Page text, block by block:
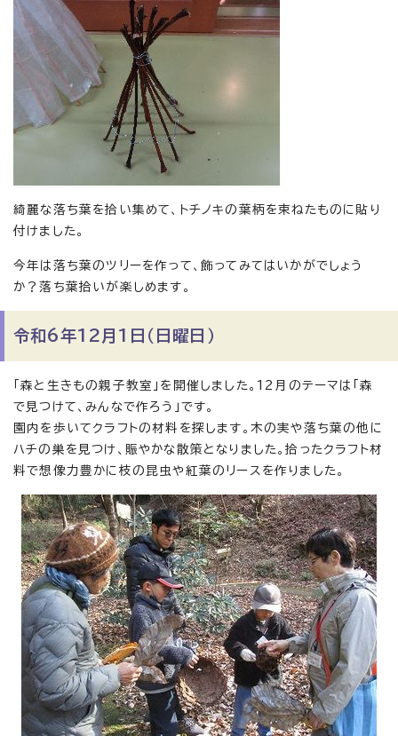
綺麗な落ち葉を拾い集めて、トチノキの葉柄を束ねたものに貼り
付けました。
今年は落ち葉のツリーを作って、飾ってみてはいかがでしょう
か？落ち葉拾いが楽しめます。
令和6年12月1日（日曜日）
「森と生きもの親子教室」を開催しました。12月のテーマは「森
で見つけて、みんなで作ろう」です。
園内を歩いてクラフトの材料を探します。木の実や落ち葉の他に
ハチの巣を見つけ、賑やかな散策となりました。拾ったクラフト材
料で想像力豊かに枝の昆虫や紅葉のリースを作りました。